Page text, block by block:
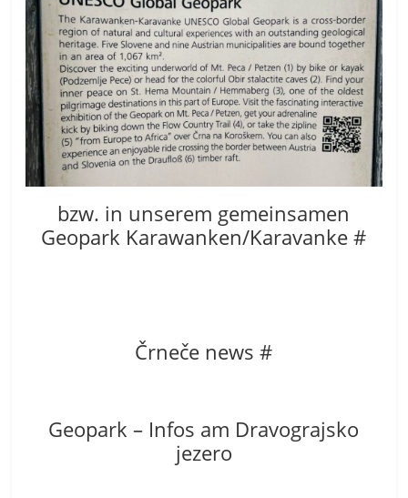
bzw. in unserem gemeinsamen
Geopark Karawanken/Karavanke #
Črneče news #
Geopark – Infos am Dravograjsko
jezero